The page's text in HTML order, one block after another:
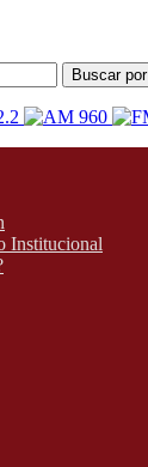
Buscar por
Institucional